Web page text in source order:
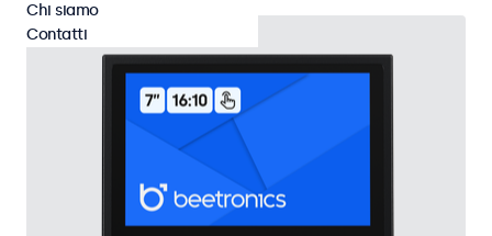
Chi siamo
Contatti